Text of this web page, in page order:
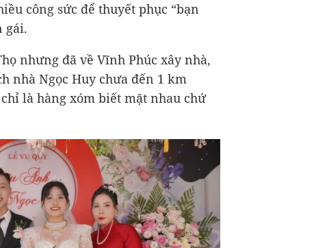
công sức để thuyết phục “bạn
gái.
nhưng đã về Vĩnh Phúc xây nhà,
nhà Ngọc Huy chưa đến 1 km
là hàng xóm biết mặt nhau chứ